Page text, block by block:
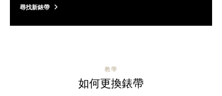
尋找新錶帶
教學
如何更換錶帶